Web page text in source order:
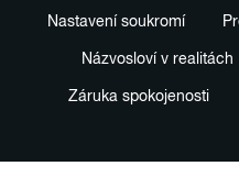
Nastavení soukromí
Názvosloví v realitách
Záruka spokojenosti